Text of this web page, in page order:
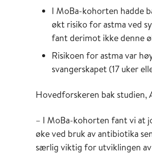
I MoBa-kohorten hadde
økt risiko for astma ved
fant derimot ikke denne
Risikoen for astma var
svangerskapet (17 uker
Hovedforskeren bak
– I MoBa-kohorten fant vi at
øke ved bruk av antibiotika
særlig viktig for utviklingen